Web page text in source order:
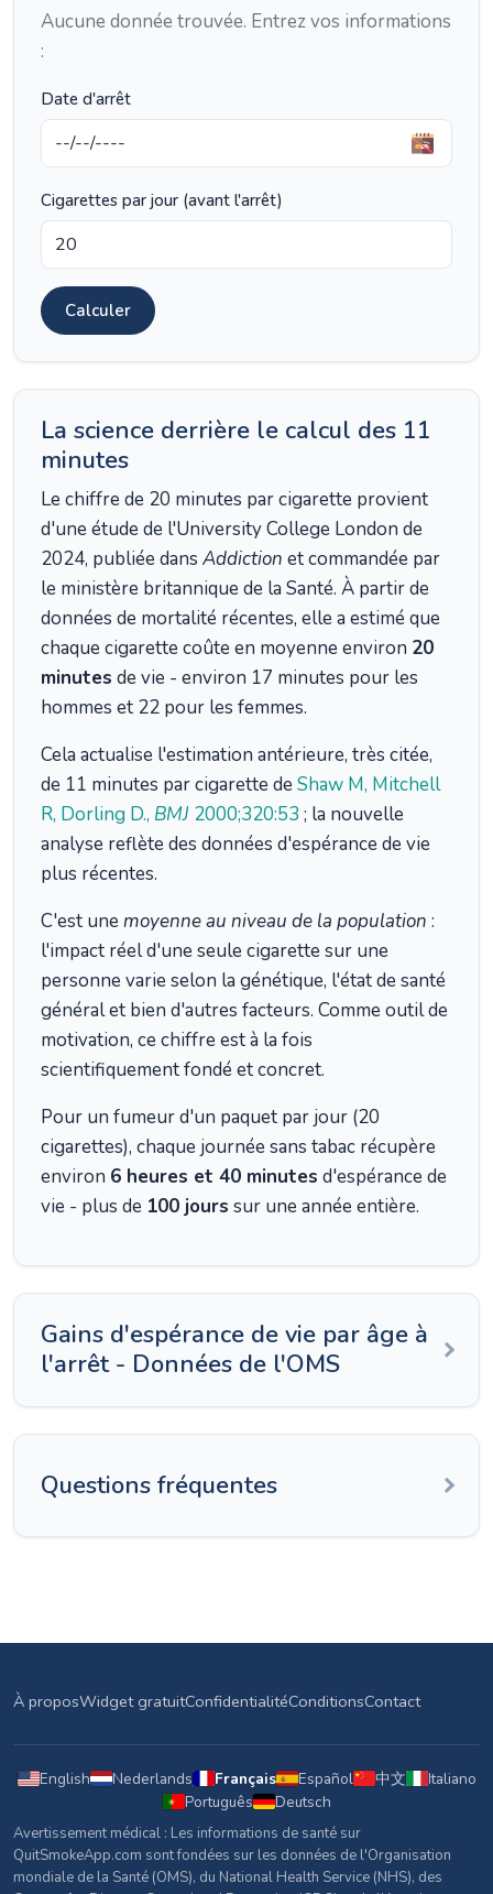
Aucune donnée trouvée. Entrez vos informations
:
Date d'arrêt
Cigarettes par jour (avant l'arrêt)
Calculer
La science derrière le calcul des 11
minutes
Le chiffre de 20 minutes par cigarette provient
d'une étude de l'University College London de
2024, publiée dans Addiction et commandée par
le ministère britannique de la Santé. À partir de
données de mortalité récentes, elle a estimé que
chaque cigarette coûte en moyenne environ 20
minutes de vie - environ 17 minutes pour les
hommes et 22 pour les femmes.
Cela actualise l'estimation antérieure, très citée,
de 11 minutes par cigarette de Shaw M, Mitchell
R, Dorling D., BMJ 2000;320:53 ; la nouvelle
analyse reflète des données d'espérance de vie
plus récentes.
C'est une moyenne au niveau de la population :
l'impact réel d'une seule cigarette sur une
personne varie selon la génétique, l'état de santé
général et bien d'autres facteurs. Comme outil de
motivation, ce chiffre est à la fois
scientifiquement fondé et concret.
Pour un fumeur d'un paquet par jour (20
cigarettes), chaque journée sans tabac récupère
environ 6 heures et 40 minutes d'espérance de
vie - plus de 100 jours sur une année entière.
Gains d'espérance de vie par âge à
l'arrêt - Données de l'OMS
Questions fréquentes
À proposWidget gratuitConfidentialitéConditionsContact
English Nederlands Français Español 中文
Italiano
Português
Deutsch
Avertissement médical : Les informations de santé sur
QuitSmokeApp.com sont fondées sur les données de l'Organisation
mondiale de la Santé (OMS), du National Health Service (NHS), des